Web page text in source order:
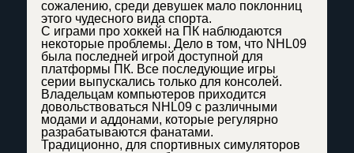
сожалению, среди девушек мало поклонниц
этого чудесного вида спорта.
С играми про хоккей на ПК наблюдаются
некоторые проблемы. Дело в том, что NHL09
была последней игрой доступной для
платформы ПК. Все последующие игры
серии выпускались только для консолей.
Владельцам компьютеров приходится
довольствоваться NHL09 с различными
модами и аддонами, которые регулярно
разрабатываются фанатами.
Традиционно, для спортивных симуляторов